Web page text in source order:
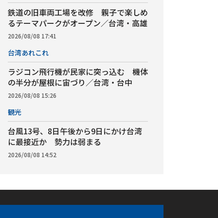
鉄道の旧車両工場を改修 親子で楽しめ
るテーマパークがオープン／台湾・高雄
2026/08/08 17:41
台湾あれこれ
ラジコン飛行機が民家に突っ込む 機体
の半分が屋根に宙づり／台湾・台中
2026/08/08 15:26
観光
台風13号、8日午後から9日にかけ台湾
に最接近か 勢力は弱まる
2026/08/08 14:52